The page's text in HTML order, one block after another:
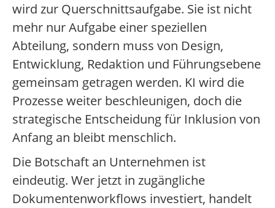
wird zur Querschnittsaufgabe. Sie ist nicht
mehr nur Aufgabe einer speziellen
Abteilung, sondern muss von Design,
Entwicklung, Redaktion und Führungsebene
gemeinsam getragen werden. KI wird die
Prozesse weiter beschleunigen, doch die
strategische Entscheidung für Inklusion von
Anfang an bleibt menschlich.
Die Botschaft an Unternehmen ist
eindeutig. Wer jetzt in zugängliche
Dokumentenworkflows investiert, handelt